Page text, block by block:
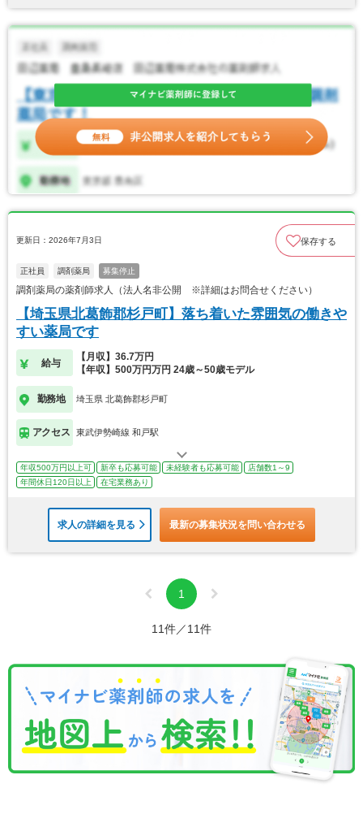
更新日：2026年7月3日 保存する
正社員 調剤薬局 募集停止
調剤薬局の薬剤師求人（法人名非公開 ※詳細はお問合せください）
【埼玉県北葛飾郡杉戸町】落ち着いた雰囲気の働きや
すい薬局です
給与
【月収】36.7万円
【年収】500万円万円 24歳～50歳モデル
勤務地 埼玉県 北葛飾郡杉戸町
アクセス 東武伊勢崎線 和戸駅
年収500万円以上可 新卒も応募可能 未経験者も応募可能
店舗数1～9
年間休日120日以上
在宅業務あり
求人の詳細を見る 最新の募集状況を問い合わせる
1
11件／11件